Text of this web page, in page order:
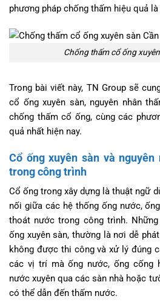
phương pháp chống thấm hiệu quả
Chống thấm cổ ống
Trong bài viết này, TN Group sẽ
cổ ống xuyên sàn, nguyên nhân
chống thấm cổ ống, cùng các
quả nhất hiện nay.
Cổ ống xuyên sàn và
trong công trình
Cổ ống trong xây dựng là thuật ngữ
nối giữa các hệ thống ống nước,
thoát nước trong công trình.
ống xuyên sàn, thường là nơi dễ
không được thi công và xử lý đúng
các vị trí mà ống nước, ống cống
nước xuyên qua các sàn nhà hoặc
có thể dẫn đến thấm nước.